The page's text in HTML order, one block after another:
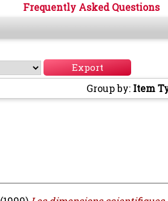
Frequently Asked Questions
Group by: Item